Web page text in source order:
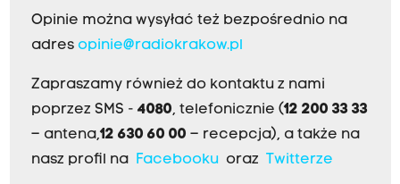
Opinie można wysyłać też bezpośrednio na
adres opinie@radiokrakow.pl
Zapraszamy również do kontaktu z nami
poprzez SMS - 4080, telefonicznie (12 200 33 33
– antena,12 630 60 00 – recepcja), a także na
nasz profil na
Facebookuoraz Twitterze